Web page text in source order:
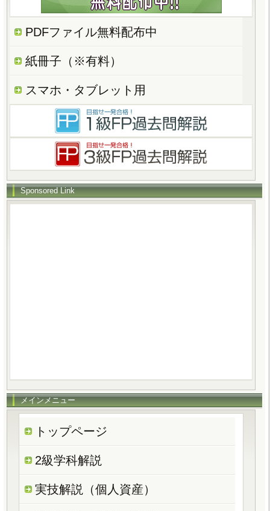
PDFファイル無料配布中
紙冊子（※有料）
スマホ・タブレット用
Sponsored Link
メインメニュー
トップページ
2級学科解説
実技解説（個人資産）